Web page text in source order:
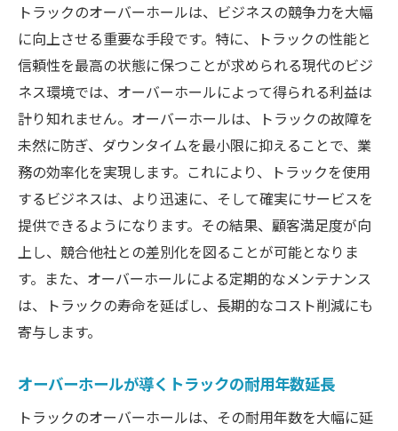
トラックのオーバーホールは、ビジネスの競争力を大幅
に向上させる重要な手段です。特に、トラックの性能と
信頼性を最高の状態に保つことが求められる現代のビジ
ネス環境では、オーバーホールによって得られる利益は
計り知れません。オーバーホールは、トラックの故障を
未然に防ぎ、ダウンタイムを最小限に抑えることで、業
務の効率化を実現します。これにより、トラックを使用
するビジネスは、より迅速に、そして確実にサービスを
提供できるようになります。その結果、顧客満足度が向
上し、競合他社との差別化を図ることが可能となりま
す。また、オーバーホールによる定期的なメンテナンス
は、トラックの寿命を延ばし、長期的なコスト削減にも
寄与します。
オーバーホールが導くトラックの耐用年数延長
トラックのオーバーホールは、その耐用年数を大幅に延